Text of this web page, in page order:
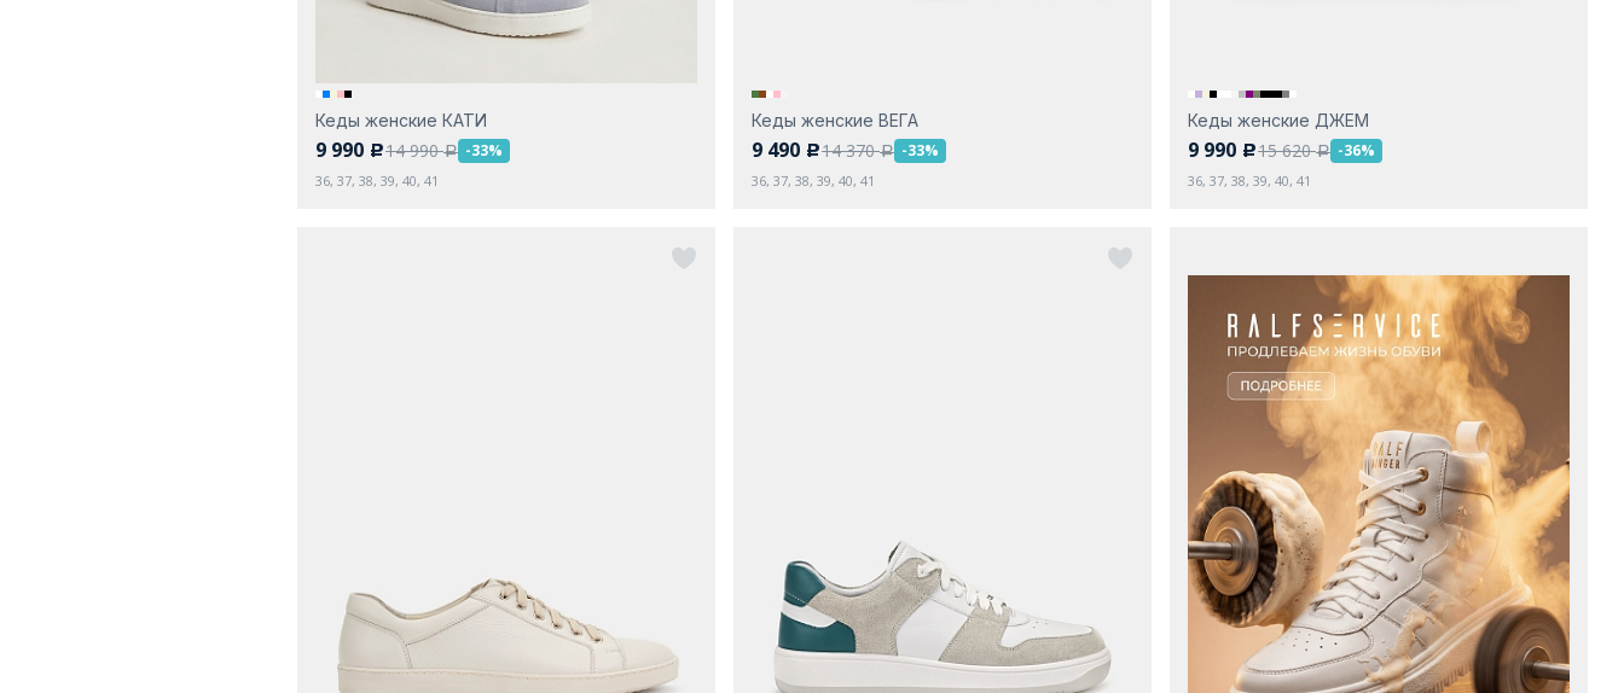
Кеды женские КАТИ
9 990 c14 990a -33%
36, 37, 38, 39, 40, 41
Кеды женские ВЕГА
9 490 c14 370a -33%
36, 37, 38, 39, 40, 41
Кеды женские ДЖЕМ
9 990 c15 620a -36%
36, 37, 38, 39, 40, 41